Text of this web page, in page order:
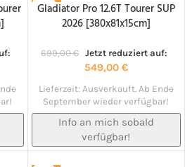
-21%
NACHBESTELLT!
Gladiator Pro 12.6T Tourer SUP
2026 [380x81x15cm]
699,00€ Jetzt reduziert auf:
549,00 €
Lieferzeit: Ausverkauft. Ab Ende
September wieder verfügbar!
Info an mich sobald
verfügbar!